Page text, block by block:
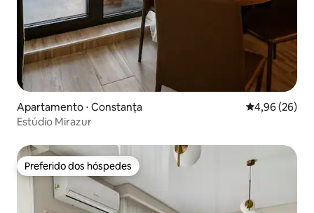
Apartamento ⋅ Constanța 4,96 de uma
4,96 (26)
Estúdio Mirazur
Preferido dos hóspedes
Preferido dos hóspedes